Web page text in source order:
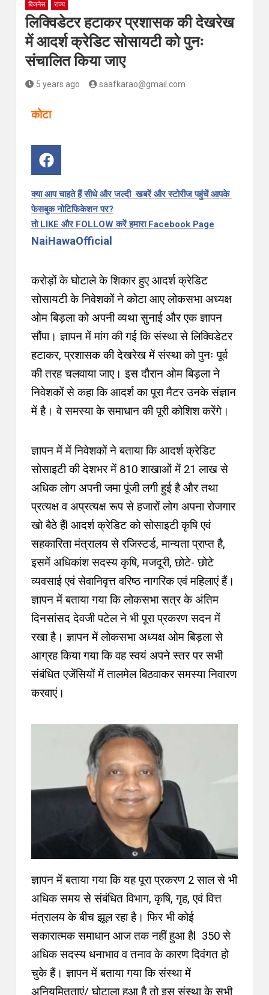
बिजनेस राज्य
लिक्विडेटर हटाकर प्रशासक की देखरेख
में आदर्श क्रेडिट सोसायटी को पुनः
संचालित किया जाए
5 years ago saafkarao@gmail.com
कोटा
क्या आप चाहते हैं सीधे और जल्दी खबरें और स्टोरीज पहुंचें आपके
फेसबुक नोटिफिकेशन पर?
तो LIKE और FOLLOW करें हमारा Facebook Page
NaiHawaOfficial
करोड़ों के घोटाले के शिकार हुए आदर्श क्रेडिट
सोसायटी के निवेशकों ने कोटा आए लोकसभा अध्यक्ष
ओम बिड़ला को अपनी व्यथा सुनाई और एक ज्ञापन
सौंपा। ज्ञापन में मांग की गई कि संस्था से लिक्विडेटर
हटाकर, प्रशासक की देखरेख में संस्था को पुनः पूर्व
की तरह चलवाया जाए। इस दौरान ओम बिड़ला ने
निवेशकों से कहा कि आदर्श का पूरा मैटर उनके संज्ञान
में है। वे समस्या के समाधान की पूरी कोशिश करेंगे।
ज्ञापन में में निवेशकों ने बताया कि आदर्श क्रेडिट
सोसाइटी की देशभर में 810 शाखाओं में 21 लाख से
अधिक लोग अपनी जमा पूंजी लगी हुई है और तथा
प्रत्यक्ष व अप्रत्यक्ष रूप से हजारों लोग अपना रोजगार
खो बैठे हैंl आदर्श क्रेडिट को सोसाइटी कृषि एवं
सहकारिता मंत्रालय से रजिस्टर्ड, मान्यता प्राप्त है,
इसमें अधिकांश सदस्य कृषि, मजदूरी, छोटे- छोटे
व्यवसाई एवं सेवानिवृत्त वरिष्ठ नागरिक एवं महिलाएं हैं।
ज्ञापन में बताया गया कि लोकसभा सत्र के अंतिम
दिनसांसद देवजी पटेल ने भी पूरा प्रकरण सदन में
रखा है। ज्ञापन में लोकसभा अध्यक्ष ओम बिड़ला से
आग्रह किया गया कि वह स्वयं अपने स्तर पर सभी
संबंधित एजेंसियों में तालमेल बिठवाकर समस्या निवारण
करवाएं।
ज्ञापन में बताया गया कि यह पूरा प्रकरण 2 साल से भी
अधिक समय से संबंधित विभाग, कृषि, गृह, एवं वित्त
मंत्रालय के बीच झूल रहा है। फिर भी कोई
सकारात्मक समाधान आज तक नहीं हुआ हैl 350 से
अधिक सदस्य धनाभाव व तनाव के कारण दिवंगत हो
चुके हैं। ज्ञापन में बताया गया कि संस्था में
अनियमितताएं/ घोटाला हुआ है तो इस संस्था के सभी